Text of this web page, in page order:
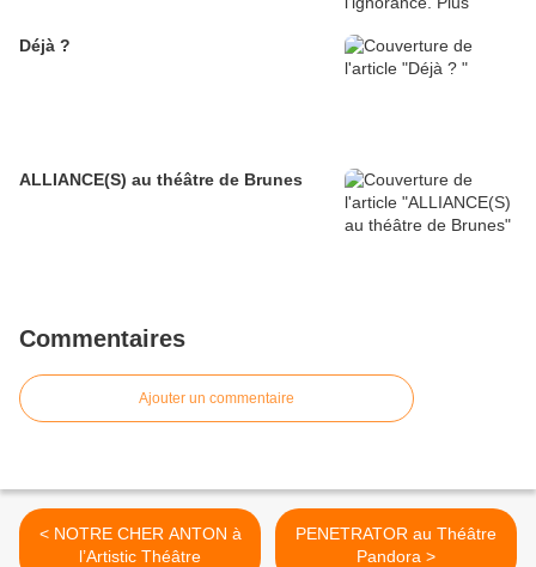
Déjà ?
ALLIANCE(S) au théâtre de Brunes
Commentaires
Ajouter un commentaire
< NOTRE CHER ANTON à
l’Artistic Théâtre
PENETRATOR au Théâtre
Pandora >